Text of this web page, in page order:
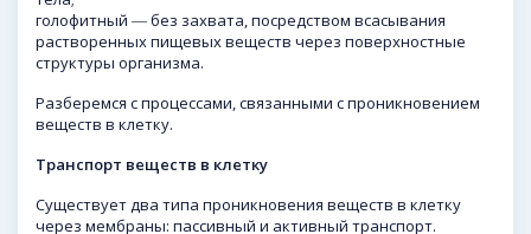
голофитный ― без захвата, посредством всасывания
растворенных пищевых веществ через поверхностные
структуры организма.
Разберемся с процессами, связанными с проникновением
веществ в клетку.
Транспорт веществ в клетку
Существует два типа проникновения веществ в клетку
через мембраны: пассивный и активный транспорт.